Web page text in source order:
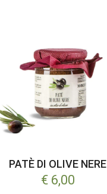
PATÈ DI OLIVE NERE
€ 6,00